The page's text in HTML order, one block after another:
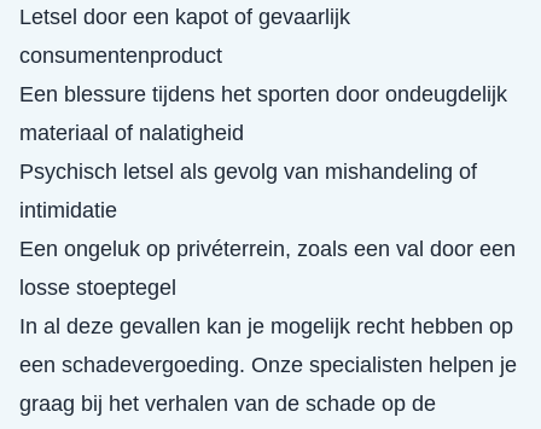
Letsel door een kapot of gevaarlijk
consumentenproduct
Een blessure tijdens het sporten door ondeugdelijk
materiaal of nalatigheid
Psychisch letsel als gevolg van mishandeling of
intimidatie
Een ongeluk op privéterrein, zoals een val door een
losse stoeptegel
In al deze gevallen kan je mogelijk recht hebben op
een schadevergoeding. Onze specialisten helpen je
graag bij het verhalen van de schade op de